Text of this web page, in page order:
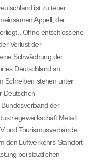
ist zu teuer
Appell, der
„Ohne entschlossene
Verlust der
Schwächung der
Deutschland an
Schreiben stehen unter
Deutschen
der
Metall
und Tourismusverbände.
den Luftverkehrs-Standort
bei staatlichen